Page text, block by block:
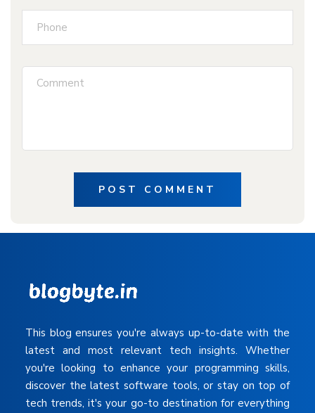
POST COMMENT
This blog ensures you're always up-to-date with the
latest and most relevant tech insights. Whether
you're looking to enhance your programming skills,
discover the latest software tools, or stay on top of
tech trends, it's your go-to destination for everything